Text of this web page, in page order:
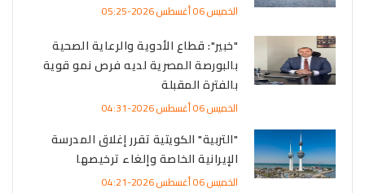
الخميس 06 أغسطس 2026-05:25
"خبير": قطاع الأدوية والرعاية الصحية
بالبورصة المصرية لديه فرص نمو قوية
بالفترة المقبلة
الخميس 06 أغسطس 2026-04:31
"التربية" الكويتية تقرر إغلاق المدرسة
الإيرانية الخاصة وإلغاء ترخيصها
الخميس 06 أغسطس 2026-04:21